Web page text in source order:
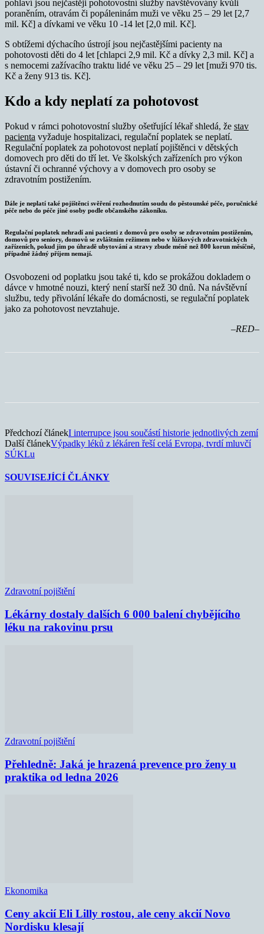
pohlaví jsou nejčastěji pohotovostní služby navštěvovány kvůli
poraněním, otravám či popáleninám muži ve věku 25 – 29 let [2,7
mil. Kč] a dívkami ve věku 10 -14 let [2,0 mil. Kč].
S obtížemi dýchacího ústrojí jsou nejčastějšími pacienty na
pohotovosti děti do 4 let [chlapci 2,9 mil. Kč a dívky 2,3 mil. Kč] a
s nemocemi zažívacího traktu lidé ve věku 25 – 29 let [muži 970 tis.
Kč a ženy 913 tis. Kč].
Kdo a kdy neplatí za pohotovost
Pokud v rámci pohotovostní služby ošetřující lékař shledá, že stav
pacienta vyžaduje hospitalizaci, regulační poplatek se neplatí.
Regulační poplatek za pohotovost neplatí pojištěnci v dětských
domovech pro děti do tří let. Ve školských zařízeních pro výkon
ústavní či ochranné výchovy a v domovech pro osoby se
zdravotním postižením.
Dále je neplatí také pojištěnci svěření rozhodnutím soudu do pěstounské péče, poručnické
péče nebo do péče jiné osoby podle občanského zákoníku.
Regulační poplatek nehradí ani pacienti z domovů pro osoby se zdravotním postižením,
domovů pro seniory, domovů se zvláštním režimem nebo v lůžkových zdravotnických
zařízeních, pokud jim po úhradě ubytování a stravy zbude méně než 800 korun měsíčně,
případně žádný příjem nemají.
Osvobozeni od poplatku jsou také ti, kdo se prokážou dokladem o
dávce v hmotné nouzi, který není starší než 30 dnů. Na návštěvní
službu, tedy přivolání lékaře do domácnosti, se regulační poplatek
jako za pohotovost nevztahuje.
–RED–
Předchozí článekI interrupce jsou součástí historie jednotlivých zemí
Další článekVýpadky léků z lékáren řeší celá Evropa, tvrdí mluvčí
SÚKLu
SOUVISEJÍCÍ ČLÁNKY
Zdravotní pojištění
Lékárny dostaly dalších 6 000 balení chybějícího
léku na rakovinu prsu
Zdravotní pojištění
Přehledně: Jaká je hrazená prevence pro ženy u
praktika od ledna 2026
Ekonomika
Ceny akcií Eli Lilly rostou, ale ceny akcií Novo
Nordisku klesají